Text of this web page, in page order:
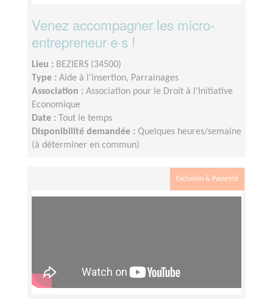
Venez accompagner les micro-
entrepreneur·e·s !
Lieu : BEZIERS (34500)
Type : Aide à l'insertion, Parrainages
Association : Association pour le Droit à l'Initiative
Economique
Date :
Tout le temps
Disponibilité demandée : Quelques heures/semaine
(à déterminer en commun)
Exclusion & Pauvreté